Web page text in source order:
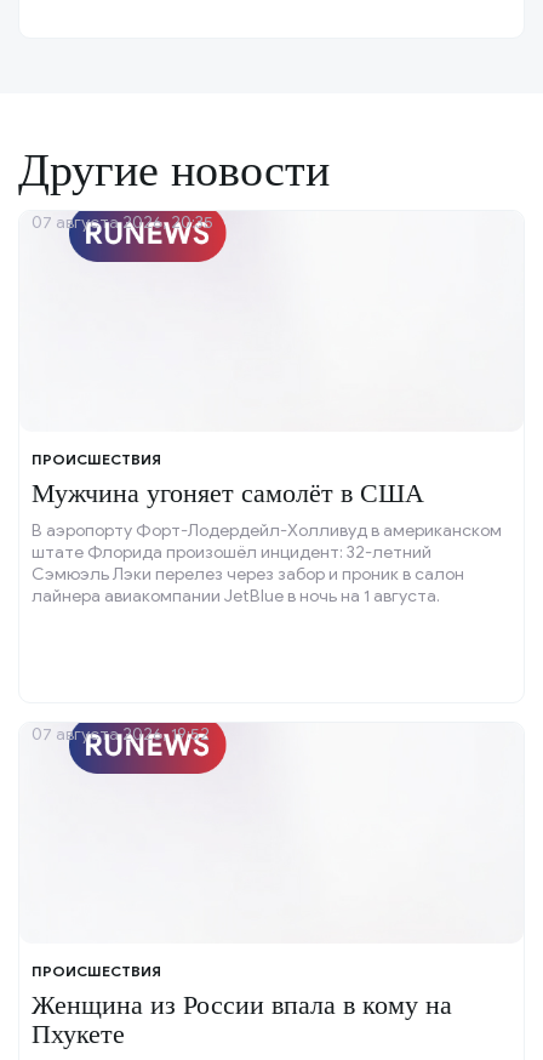
Другие новости
ПРОИСШЕСТВИЯ
Мужчина угоняет самолёт в США
В аэропорту Форт-Лодердейл-Холливуд в американском
штате Флорида произошёл инцидент: 32-летний
Сэмюэль Лэки перелез через забор и проник в салон
лайнера авиакомпании JetBlue в ночь на 1 августа.
07 августа 2026, 20:35
ПРОИСШЕСТВИЯ
Женщина из России впала в кому на
Пхукете
07 августа 2026, 19:52